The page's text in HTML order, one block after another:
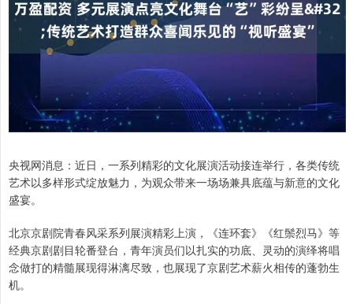
央视网消息：近日，一系列精彩的文化展演活动接连举行，各类传统
艺术以多样形式绽放魅力，为观众带来一场场兼具底蕴与新意的文化
盛宴。
北京京剧院青春风采系列展演精彩上演，《连环套》《红鬃烈马》等
经典京剧剧目轮番登台，青年演员们以扎实的功底、灵动的演绎将唱
念做打的精髓展现得淋漓尽致，也展现了京剧艺术薪火相传的蓬勃生
机。